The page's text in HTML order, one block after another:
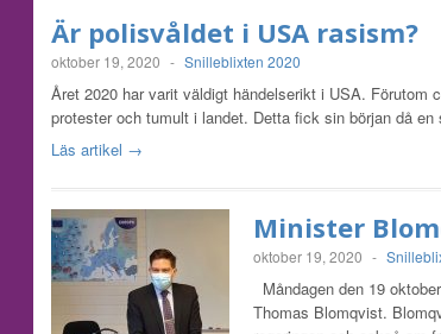
Är polisvåldet i USA rasism?
oktober 19, 2020 - Snilleblixten 2020
Året 2020 har varit väldigt händelserikt i USA.
protester och tumult i landet. Detta fick sin början då
Läs artikel →
Minister
oktober 19, 2020 -
Måndagen den 19
Thomas Blomqvist.